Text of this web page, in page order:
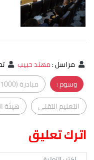
مراسل:مهند حبيب
وسوم :
مبادرة (1000) قيادي مبرمج
التعليم التقني
هيئة
اترك تعليق